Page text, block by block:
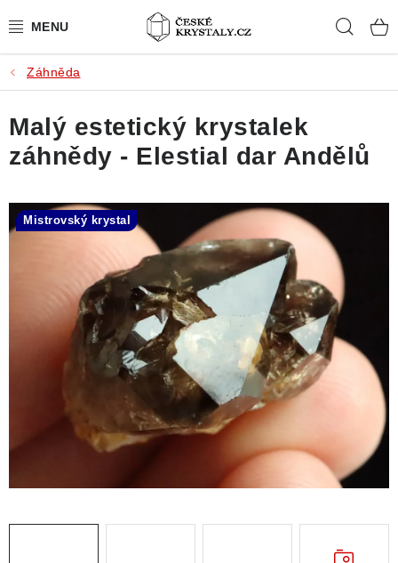
na
PŘÍRODNÍ KAMENY
BROUŠENÉ KAMENY
MISTROVSKÉ KRYSTALY
ŠPERKY S KAMENY
VIDEOGALERIE
Obchodní podmínky
Podmínky ochrany osobních údajů
Poučení o právu na odstoupení od smlouvy
Výkup minerálů a drahých kamenů
Kontakt
Záhněda
Malý estetický krystalek
záhnědy - Elestial dar Andělů
Mistrovský krystal